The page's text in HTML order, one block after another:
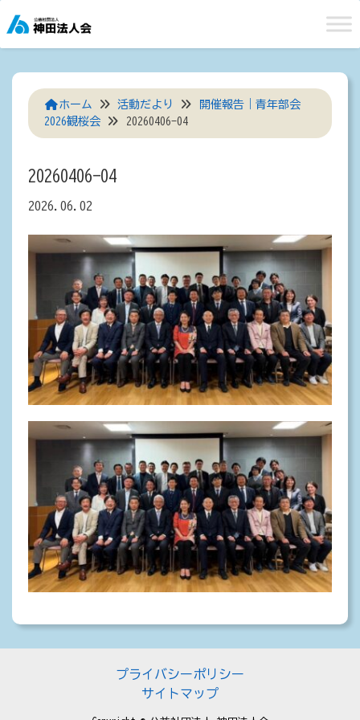
to
content
ホーム 活動だより
開催報告｜青年部会
2026観桜会
20260406-04
20260406-04
2026.06.02
プライバシーポリシー
サイトマップ